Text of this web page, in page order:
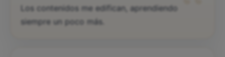
Los contenidos me edifican, aprendiendo
siempre un poco más.